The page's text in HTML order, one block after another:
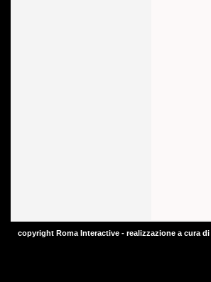
copyright Roma Interactive - realizzazione a cura di